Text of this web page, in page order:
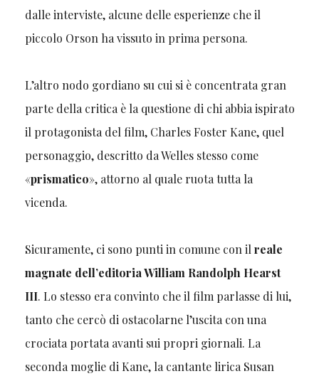
dalle interviste, alcune delle esperienze che il
piccolo Orson ha vissuto in prima persona.
L’altro nodo gordiano su cui si è concentrata gran
parte della critica è la questione di chi abbia ispirato
il protagonista del film, Charles Foster Kane, quel
personaggio, descritto da Welles stesso come
«prismatico», attorno al quale ruota tutta la
vicenda.
Sicuramente, ci sono punti in comune con il reale
magnate dell’editoria William Randolph Hearst
III. Lo stesso era convinto che il film parlasse di lui,
tanto che cercò di ostacolarne l’uscita con una
crociata portata avanti sui propri giornali. La
seconda moglie di Kane, la cantante lirica Susan